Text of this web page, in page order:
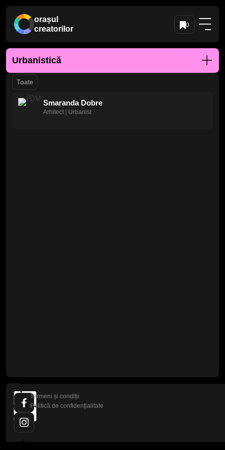
orașul
creatorilor
0
Urbanistică
Toate
Smaranda Dobre
Arhitect | Urbanist
Termeni și condiții
Politică de confidențialitate